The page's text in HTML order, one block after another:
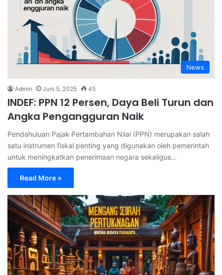
News
Admin Juni 5, 2025 45
INDEF: PPN 12 Persen, Daya Beli Turun dan
Angka Pengangguran Naik
Pendahuluan Pajak Pertambahan Nilai (PPN) merupakan salah
satu instrumen fiskal penting yang digunakan oleh pemerintah
untuk meningkatkan penerimaan negara sekaligus…
Read More »